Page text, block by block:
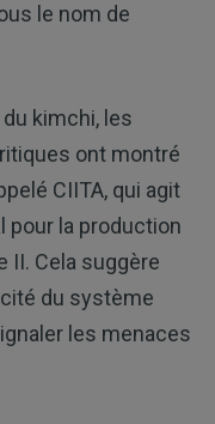
le nom de
kimchi, les
ont montré
CIITA, qui agit
pour la production
II. Cela suggère
du système
les menaces